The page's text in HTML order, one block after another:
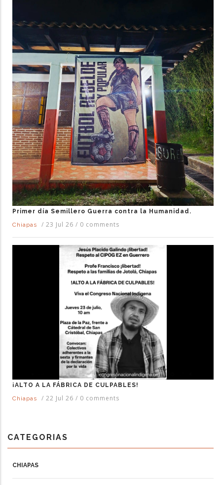
Primer día Semillero Guerra contra la Humanidad.
Chiapas
/ 23 Jul 26 / 0 comments
¡ALTO A LA FÁBRICA DE CULPABLES!
Chiapas
/ 22 Jul 26 / 0 comments
CATEGORIAS
CHIAPAS